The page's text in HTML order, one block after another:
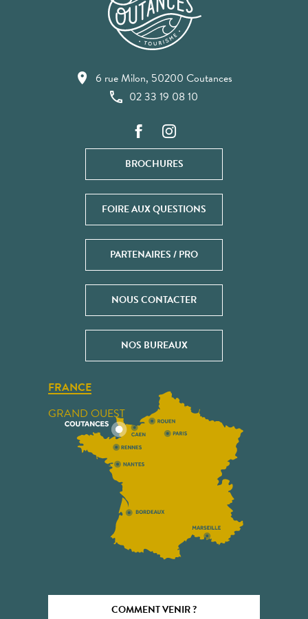
6 rue Milon, 50200 Coutances
02 33 19 08 10
BROCHURES
FOIRE AUX QUESTIONS
PARTENAIRES / PRO
NOUS CONTACTER
NOS BUREAUX
FRANCE
GRAND OUEST
COMMENT VENIR ?